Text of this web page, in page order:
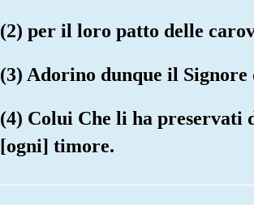
(2) per il loro patto delle
(3) Adorino dunque il Signore
(4) Colui Che li ha preservati
[ogni] timore.